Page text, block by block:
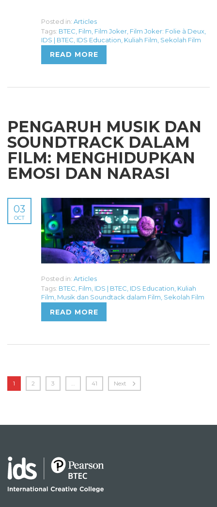
Posted in: Articles
Tags: BTEC Film Film Joker Film Joker: Folie à Deux
IDS | BTEC IDS Education Kuliah Film Sekolah Film
READ MORE
PENGARUH MUSIK DAN
SOUNDTRACK DALAM
FILM: MENGHIDUPKAN
EMOSI DAN NARASI
03
OCT
Posted in: Articles
Tags: BTEC, Film, IDS | BTEC, IDS Education, Kuliah
Film, Musik dan Soundtack dalam Film, Sekolah Film
READ MORE
1 2 3 … 41 Next